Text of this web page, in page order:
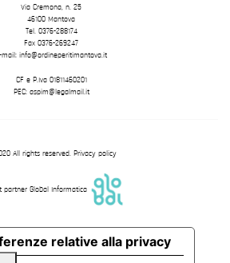
Via Cremona, n. 25
46100 Mantova
Tel. 0376-288174
Fax 0376-269247
mail: info@ordineperitimantova.it
CF e P.Iva 01811460201
PEC: aspim@legalmail.it
All rights reserved. Privacy policy
partner Global Informatica
relative alla privacy